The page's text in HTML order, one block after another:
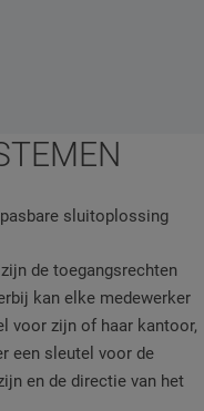
sluitoplossing
de toegangsrechten
kan elke medewerker
voor zijn of haar kantoor,
een sleutel voor de
en de directie van het